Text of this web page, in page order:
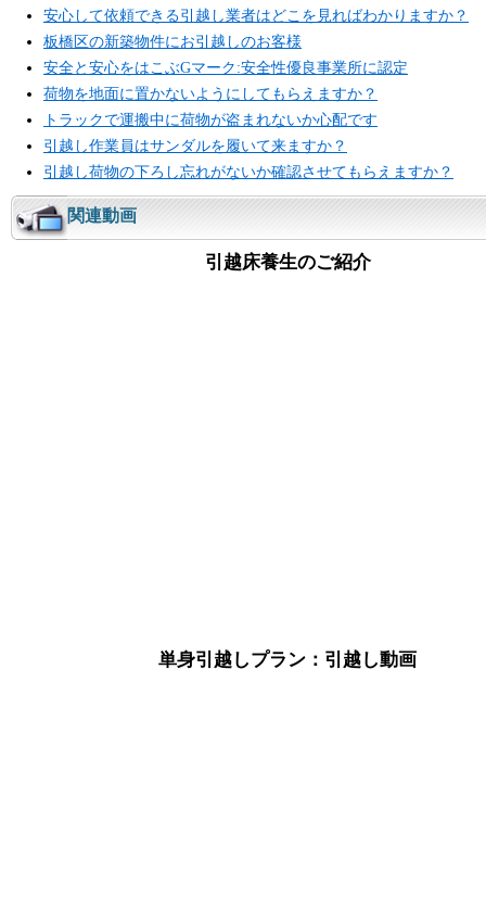
安心して依頼できる引越し業者はどこを見ればわかりますか？
板橋区の新築物件にお引越しのお客様
安全と安心をはこぶGマーク:安全性優良事業所に認定
荷物を地面に置かないようにしてもらえますか？
トラックで運搬中に荷物が盗まれないか心配です
引越し作業員はサンダルを履いて来ますか？
引越し荷物の下ろし忘れがないか確認させてもらえますか？
関連動画
引越床養生のご紹介
単身引越しプラン：引越し動画